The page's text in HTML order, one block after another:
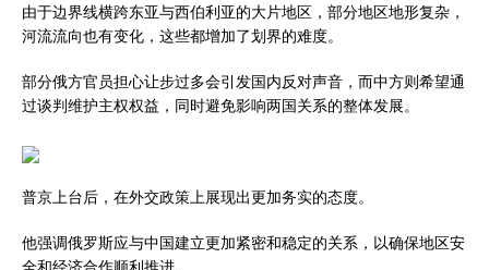
由于边界线横跨东亚与西伯利亚的大片地区，部分地区地形复杂，
河流流向也有变化，这些都增加了划界的难度。
部分俄方官员担心让步过多会引发国内反对声音，而中方则希望通
过谈判维护主权权益，同时避免影响两国关系的整体发展。
普京上台后，在外交政策上展现出更加务实的态度。
他强调俄罗斯应与中国建立更加紧密和稳定的关系，以确保地区安